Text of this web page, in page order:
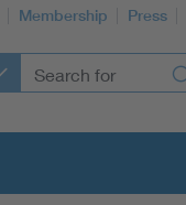
Membership Press